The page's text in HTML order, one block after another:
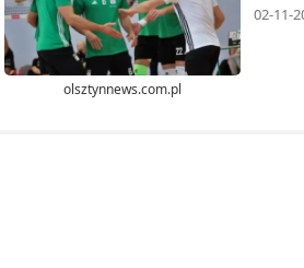
olsztynnews.com.pl
02-11-